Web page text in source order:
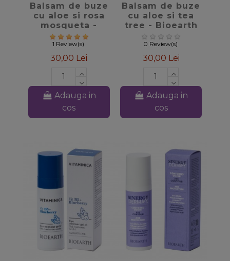
Balsam de buze
cu aloe si rosa
mosqueta -
Bioearth
1 Review(s)
30,00 Lei
Adauga in
cos
Balsam de buze
cu aloe si tea
tree - Bioearth
0 Review(s)
30,00 Lei
Adauga in
cos
favorite_border favorite_border